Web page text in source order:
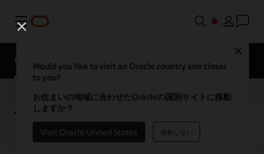
メニュー
Would you like to visit an Oracle country site closer
to you?
お住まいの地域に合わせたOracleの国別サイトに移動
しますか？
Visit Oracle United States 移動しない
概要
可観測性と管理